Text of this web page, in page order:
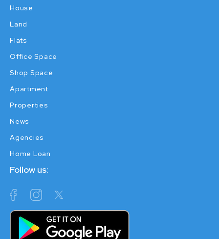
House
Land
Flats
Office Space
Shop Space
Apartment
Properties
News
Agencies
Home Loan
Follow us: